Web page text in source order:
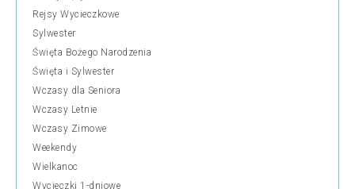
Rejsy Wycieczkowe
Sylwester
Święta Bożego Narodzenia
Święta i Sylwester
Wczasy dla Seniora
Wczasy Letnie
Wczasy Zimowe
Weekendy
Wielkanoc
Wycieczki 1-dniowe